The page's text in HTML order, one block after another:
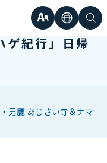
文
サ
小
大
言日本語
検
定！「秋田・
ゲ紀行」日帰
男鹿 あじさい寺＆ナマ